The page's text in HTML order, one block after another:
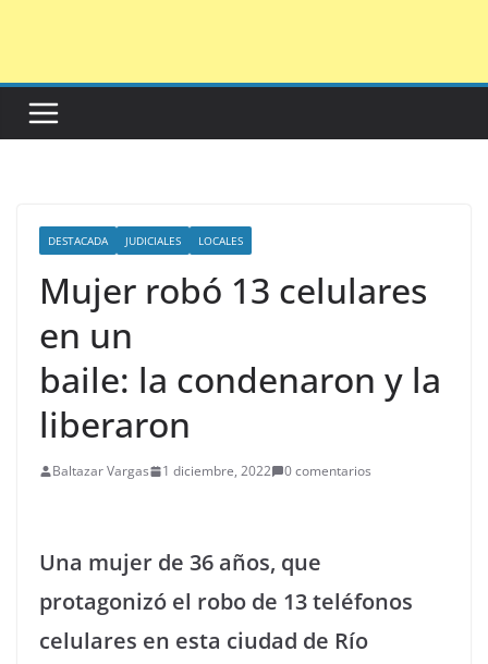
DESTACADA JUDICIALES LOCALES
Mujer robó 13 celulares
en un
baile: la condenaron y la
liberaron
Baltazar Vargas 1 diciembre, 2022 0 comentarios
Una mujer de 36 años, que
protagonizó el robo de 13 teléfonos
celulares en esta ciudad de Río